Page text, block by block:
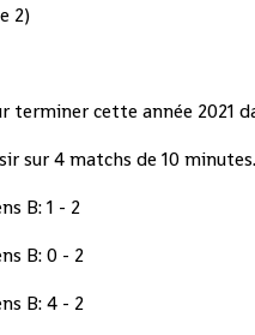
2)
terminer cette année 2021
sur 4 matchs de 10
B: 1 - 2
B: 0 - 2
B: 4 - 2